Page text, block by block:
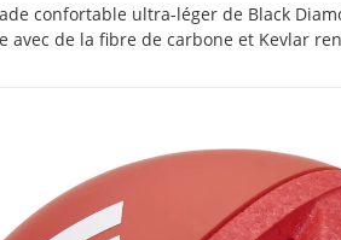
confortable ultra-léger de Black
avec de la fibre de carbone et Kevlar